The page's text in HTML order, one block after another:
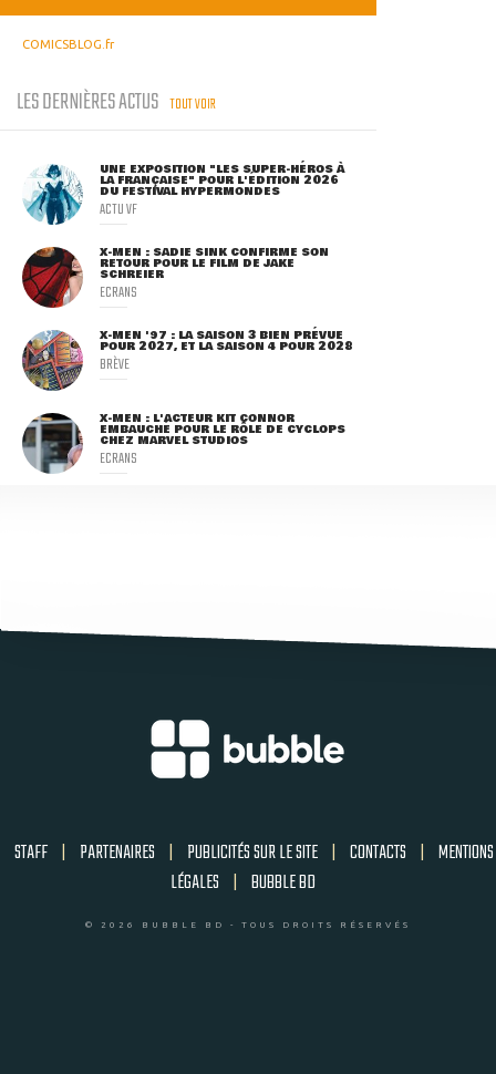
COMICSBLOG.fr
LES DERNIÈRES ACTUS TOUT VOIR
UNE EXPOSITION "LES SUPER-HÉROS À
LA FRANÇAISE" POUR L'ÉDITION 2026
DU FESTIVAL HYPERMONDES
ACTU VF
X-MEN : SADIE SINK CONFIRME SON
RETOUR POUR LE FILM DE JAKE
SCHREIER
ECRANS
X-MEN '97 : LA SAISON 3 BIEN PRÉVUE
POUR 2027, ET LA SAISON 4 POUR 2028
BRÈVE
X-MEN : L'ACTEUR KIT CONNOR
EMBAUCHÉ POUR LE RÔLE DE CYCLOPS
CHEZ MARVEL STUDIOS
ECRANS
STAFF | PARTENAIRES | PUBLICITÉS SUR LE SITE | CONTACTS | MENTIONS
LÉGALES | BUBBLE BD
© 2026 BUBBLE BD - TOUS DROITS RÉSERVÉS